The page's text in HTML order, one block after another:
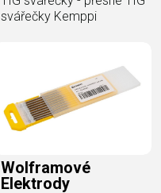
svářečky Kemppi
Wolframové
Elektrody